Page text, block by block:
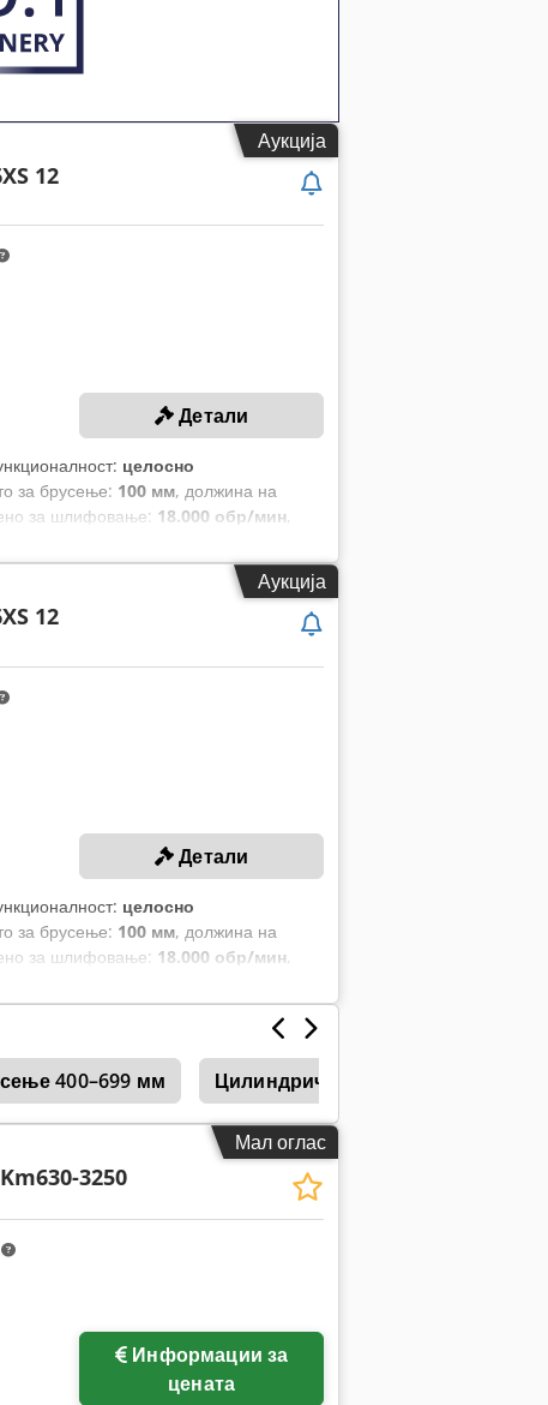
Аукција
12
Детали
целосно
за брусење: 100 мм, должина на
за шлифовање: 18.000 обр/мин,
Аукција
12
Детали
целосно
за брусење: 100 мм, должина на
за шлифовање: 18.000 обр/мин,
400–699 мм
Цилиндрични машини за
Мал оглас
Km630-3250
цената